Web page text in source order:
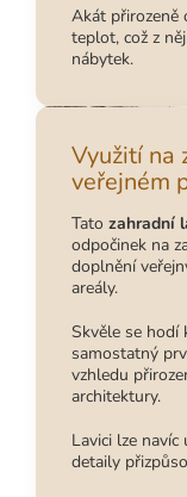
Akát přirozeně
teplot, což z
nábytek.
Využití na
veřejném
Tato zahradní
odpočinek na
doplnění
areály.
Skvěle se hodí
samostatný
vzhledu
architektury.
Lavici lze
detaily